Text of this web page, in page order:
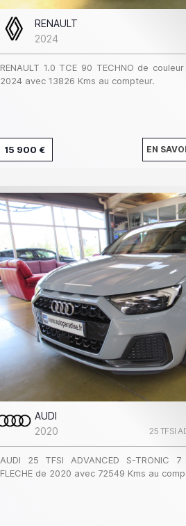
RENAULT
2024
RENAULT 1.0 TCE 90 TECHNO de couleur
2024 avec 13826 Kms au compteur.
15 900 € EN
AUDI
2020
25 TFSI
AUDI 25 TFSI ADVANCED S-TRONIC
FLECHE de 2020 avec 72549 Kms au